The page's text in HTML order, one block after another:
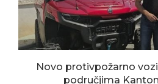
Novo protivpožarno
područjima